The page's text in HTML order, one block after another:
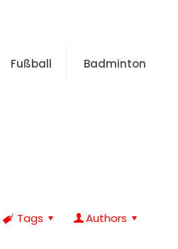
Fußball Badminton
Tags Authors